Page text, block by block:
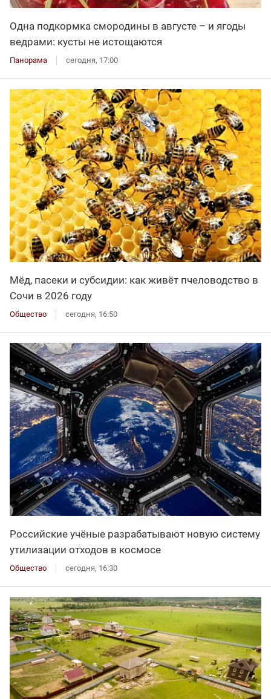
Одна подкормка смородины в августе – и ягоды
ведрами: кусты не истощаются
Панорама сегодня, 17:00
Мёд, пасеки и субсидии: как живёт пчеловодство в
Сочи в 2026 году
Общество сегодня, 16:50
Российские учёные разрабатывают новую систему
утилизации отходов в космосе
Общество сегодня, 16:30